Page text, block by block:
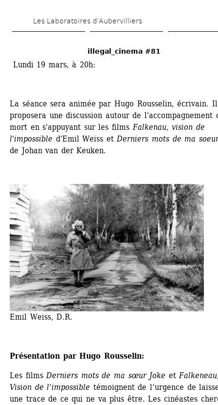
au
principal
Les Laboratoires d’Aubervilliers
illegal_cinema #81
Lundi 19 mars, à 20h:
La séance sera animée par Hugo Rousselin, écrivain. Il
proposera une discussion autour de l'accompagnement
mort en s'appuyant sur les films Falkenau, vision de
l'impossible d'Emil Weiss et Derniers mots de ma
de Johan van der Keuken.
Emil Weiss, D.R.
Présentation par Hugo Rousselin:
Les films Derniers mots de ma sœur Joke et
Vision de l’impossible témoignent de l’urgence de
une trace de ce qui ne va plus être. Les cinéastes